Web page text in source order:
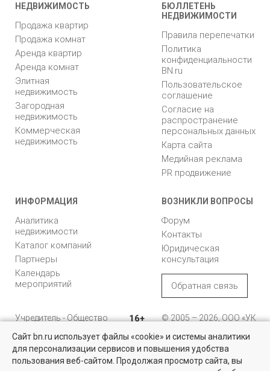
НЕДВИЖИМОСТЬ
Продажа квартир
Продажа комнат
Аренда квартир
Аренда комнат
Элитная
недвижимость
Загородная
недвижимость
Коммерческая
недвижимость
БЮЛЛЕТЕНЬ
НЕДВИЖИМОСТИ
Правила перепечатки
Политика
конфиденциальности
BN.ru
Пользовательское
соглашение
Согласие на
распространение
персональных данных
Карта сайта
Медийная реклама
PR продвижение
ИНФОРМАЦИЯ
Аналитика
недвижимости
Каталог компаний
Партнеры
Календарь
мероприятий
ВОЗНИКЛИ ВОПРОСЫ
Форум
Контакты
Юридическая
консультация
Обратная связь
Учредитель - Общество
ответственностью
"Управляющая
компания "Бюллетень
недвижимости"
16+
© 2005 – 2026, ООО «УК
196105, Санкт-
Петербург, пр. Юрия
Гагарина, 1
Сайт bn.ru использует файлы «cookie» и системы аналитики
для персонализации сервисов и повышения удобства
пользования веб-сайтом. Продолжая просмотр сайта, вы